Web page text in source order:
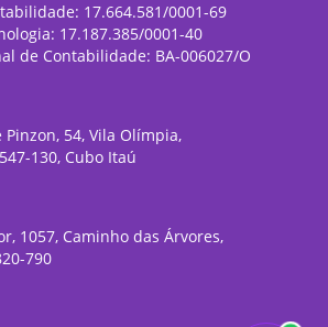
17.664.581/0001-69
17.187.385/0001-40
de Contabilidade: BA-006027/O
54, Vila Olímpia,
130, Cubo Itaú
1057, Caminho das Árvores,
790